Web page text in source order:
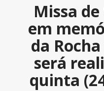
Missa
em
da
será
quinta